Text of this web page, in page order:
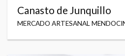
Canasto de Junquillo
MERCADO ARTESANAL